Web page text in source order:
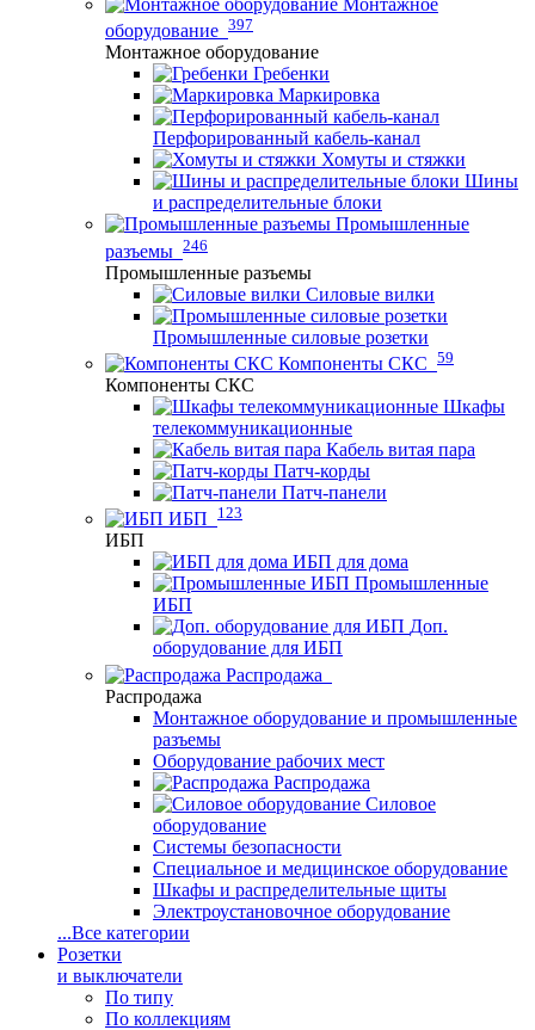
Монтажное
оборудование 397
Монтажное оборудование
Гребенки
Маркировка
Перфорированный кабель-канал
Хомуты и стяжки
Шины
и распределительные блоки
Промышленные
разъемы 246
Промышленные разъемы
Силовые вилки
Промышленные силовые розетки
Компоненты СКС 59
Компоненты СКС
Шкафы
телекоммуникационные
Кабель витая пара
Патч-корды
Патч-панели
ИБП
123
ИБП
ИБП для дома
Промышленные
ИБП
Доп.
оборудование для ИБП
Распродажа
Распродажа
Монтажное оборудование и промышленные
разъемы
Оборудование рабочих мест
Распродажа
Силовое
оборудование
Системы безопасности
Специальное и медицинское оборудование
Шкафы и распределительные щиты
Электроустановочное оборудование
...Все категории
Розетки
и выключатели
По типу
По коллекциям